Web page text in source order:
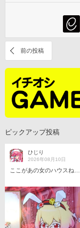
前の投稿
ピックアップ投稿
ひじり
2026年08月10日
ここがあの女のハウスね…